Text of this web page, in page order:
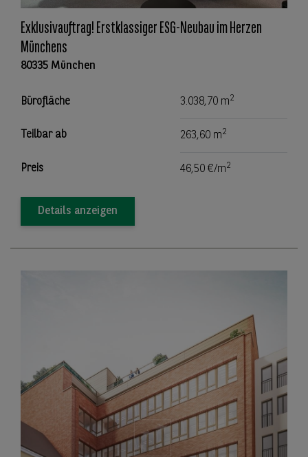
Exklusivauftrag! Erstklassiger ESG-Neubau im Herzen
Münchens
80335 München
Bürofläche 3.038,70 m2
Teilbar ab 263,60 m2
Preis 46,50 €/m2
Details anzeigen